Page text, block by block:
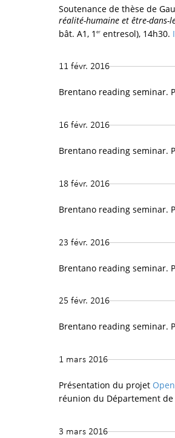
Soutenance de thèse de
réalité-humaine et être-dans-
bât. A1, 1 er entresol), 14h30.
11 févr. 2016
Brentano reading seminar.
16 févr. 2016
Brentano reading seminar.
18 févr. 2016
Brentano reading seminar.
23 févr. 2016
Brentano reading seminar.
25 févr. 2016
Brentano reading seminar.
1 mars 2016
Présentation du projet
réunion du Département
3 mars 2016